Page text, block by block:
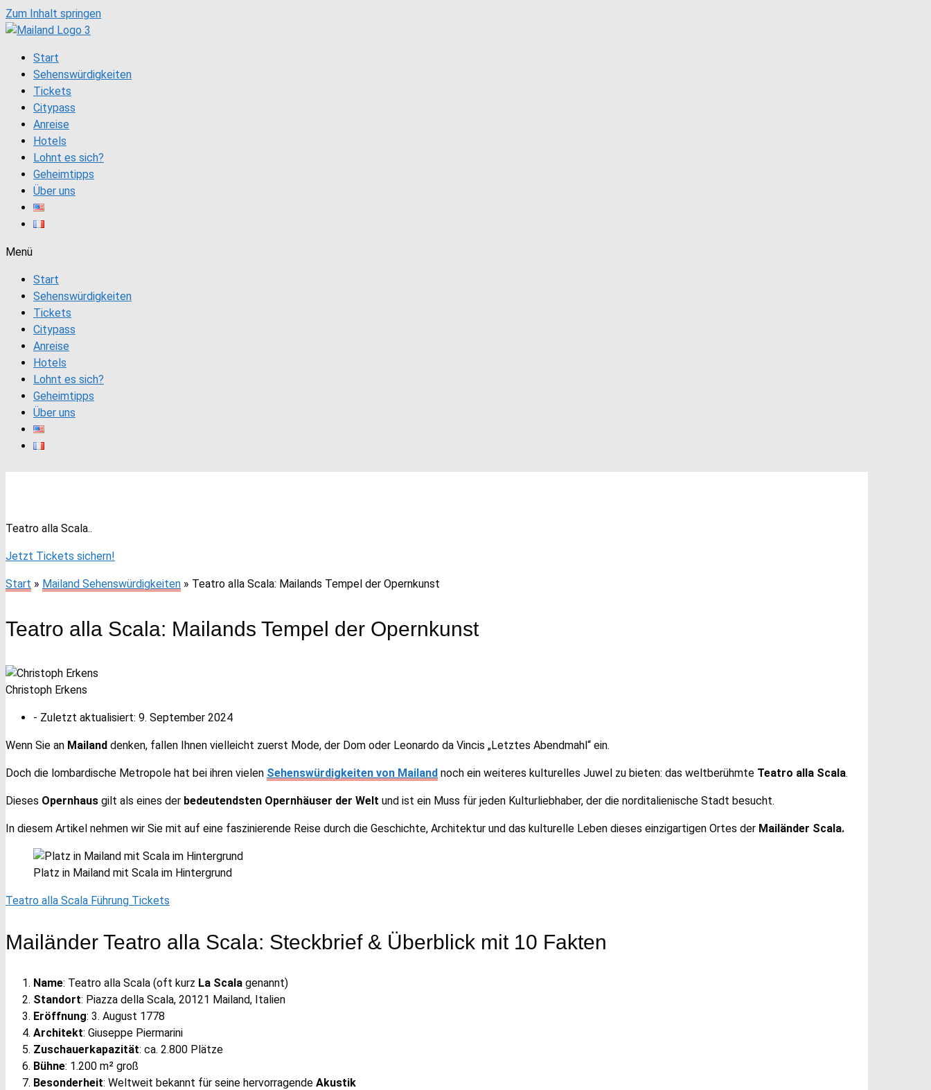
Zum Inhalt springen
Start
Sehenswürdigkeiten
Tickets
Citypass
Anreise
Hotels
Lohnt es sich?
Geheimtipps
Über uns
Menü
Start
Sehenswürdigkeiten
Tickets
Citypass
Anreise
Hotels
Lohnt es sich?
Geheimtipps
Über uns
Teatro alla Scala..
Jetzt Tickets sichern!
Start » Mailand Sehenswürdigkeiten » Teatro alla Scala: Mailands Tempel der Opernkunst
Teatro alla Scala: Mailands Tempel der Opernkunst
Christoph Erkens
- Zuletzt aktualisiert: 9. September 2024
Wenn Sie an Mailand denken, fallen Ihnen vielleicht zuerst Mode, der Dom oder Leonardo da Vincis „Letztes Abendmahl“ ein.
Doch die lombardische Metropole hat bei ihren vielen Sehenswürdigkeiten von Mailand noch ein weiteres kulturelles Juwel zu bieten: das weltberühmte Teatro alla Scala.
Dieses Opernhaus gilt als eines der bedeutendsten Opernhäuser der Welt und ist ein Muss für jeden Kulturliebhaber, der die norditalienische Stadt besucht.
In diesem Artikel nehmen wir Sie mit auf eine faszinierende Reise durch die Geschichte, Architektur und das kulturelle Leben dieses einzigartigen Ortes der Mailänder Scala.
Platz in Mailand mit Scala im Hintergrund
Teatro alla Scala Führung Tickets
Mailänder Teatro alla Scala: Steckbrief & Überblick mit 10 Fakten
Name: Teatro alla Scala (oft kurz La Scala genannt)
Standort: Piazza della Scala, 20121 Mailand, Italien
Eröffnung: 3. August 1778
Architekt: Giuseppe Piermarini
Zuschauerkapazität: ca. 2.800 Plätze
Bühne: 1.200 m² groß
Besonderheit: Weltweit bekannt für seine hervorragende Akustik